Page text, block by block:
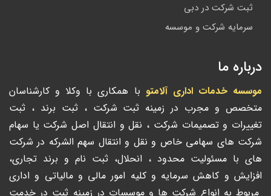
ثبت شرکت در دبی
سرمایه شرکت و موسسه
درباره ما
موسسه خدمات اداری آلامتوبا همکاری با وکلا و کارشناسان
متخصص و مجرب در زمینه ثبت شرکت ، ثبت برند ، ثبت
تغییرات و تصمیمات شرکت ، نقل و انتقال اصل شرکت یا سهام
شرکت های سهامی خاص و نقل و انتقال سهم الشرکه در شرکت
های با مسئولیت محدود ، انحلال، ثبت نام و برند تجاری،
افزایش و کاهش سرمایه و کلیه امور مالی و مالیاتی و اداری
مربوط به انواع شرکت ها و موسسات در زمینه ثبت در خدمت